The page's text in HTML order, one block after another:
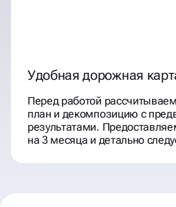
Удобная дорожная
Перед работой
план и декомпозицию с
результатами.
на 3 месяца и детально